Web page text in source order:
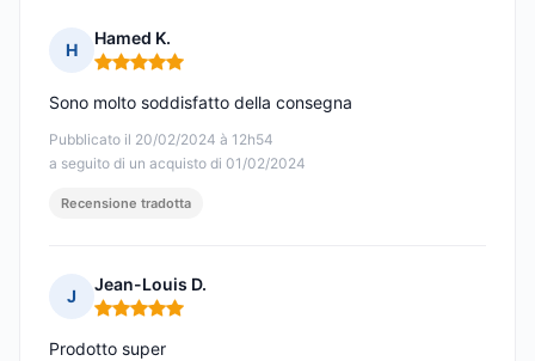
H
Hamed K.
Nota: 5 su 5
Pubblicato il 20/02/2024 à 12h54
a seguito di un acquisto di 01/02/2024
Sono molto soddisfatto della consegna
Recensione tradotta
J
Jean-Louis D.
Nota: 5 su 5
Prodotto super